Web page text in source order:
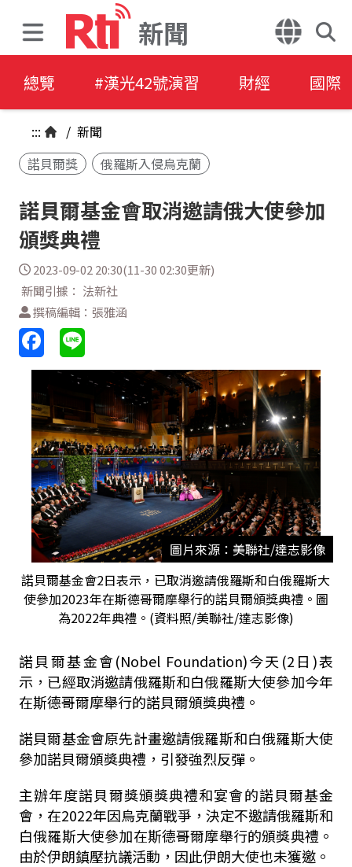
新聞
總覽 #漢光42號演習 財經 國際
::: / 新聞
諾貝爾獎
俄羅斯入侵烏克蘭
諾貝爾基金會取消邀請俄大使參加
頒獎典禮
2023-09-02 20:30(11-30 02:30更新)
新聞引據： 法新社
撰稿編輯：張雅涵
圖片來源：美聯社/達志影像
諾貝爾基金會2日表示，已取消邀請俄羅斯和白俄羅斯大
使參加2023年在斯德哥爾摩舉行的諾貝爾頒獎典禮。圖
為2022年典禮。(資料照/美聯社/達志影像)
諾貝爾基金會(Nobel Foundation)今天(2日)表
示，已經取消邀請俄羅斯和白俄羅斯大使參加今年
在斯德哥爾摩舉行的諾貝爾頒獎典禮。
諾貝爾基金會原先計畫邀請俄羅斯和白俄羅斯大使
參加諾貝爾頒獎典禮，引發強烈反彈。
主辦年度諾貝爾獎頒獎典禮和宴會的諾貝爾基金
會，在2022年因烏克蘭戰爭，決定不邀請俄羅斯和
白俄羅斯大使參加在斯德哥爾摩舉行的頒獎典禮。
由於伊朗鎮壓抗議活動，因此伊朗大使也未獲邀。